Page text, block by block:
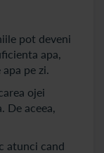
pot deveni
apa,
pe zi.
ojei
De aceea,
atunci cand